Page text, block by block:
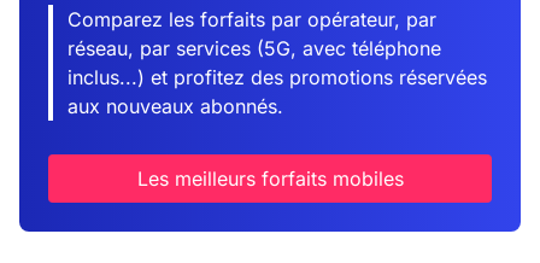
Comparez les forfaits par opérateur, par
réseau, par services (5G, avec téléphone
inclus...) et profitez des promotions réservées
aux nouveaux abonnés.
Les meilleurs forfaits mobiles